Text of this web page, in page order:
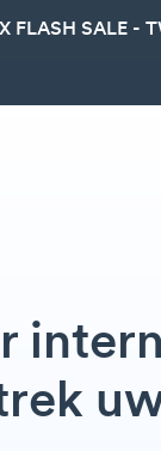
FLASH SALE -